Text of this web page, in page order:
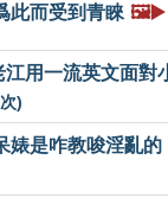
此而受到青睞 🖼️▶️
用一流英文面對
次)
婊是咋教唆淫亂的